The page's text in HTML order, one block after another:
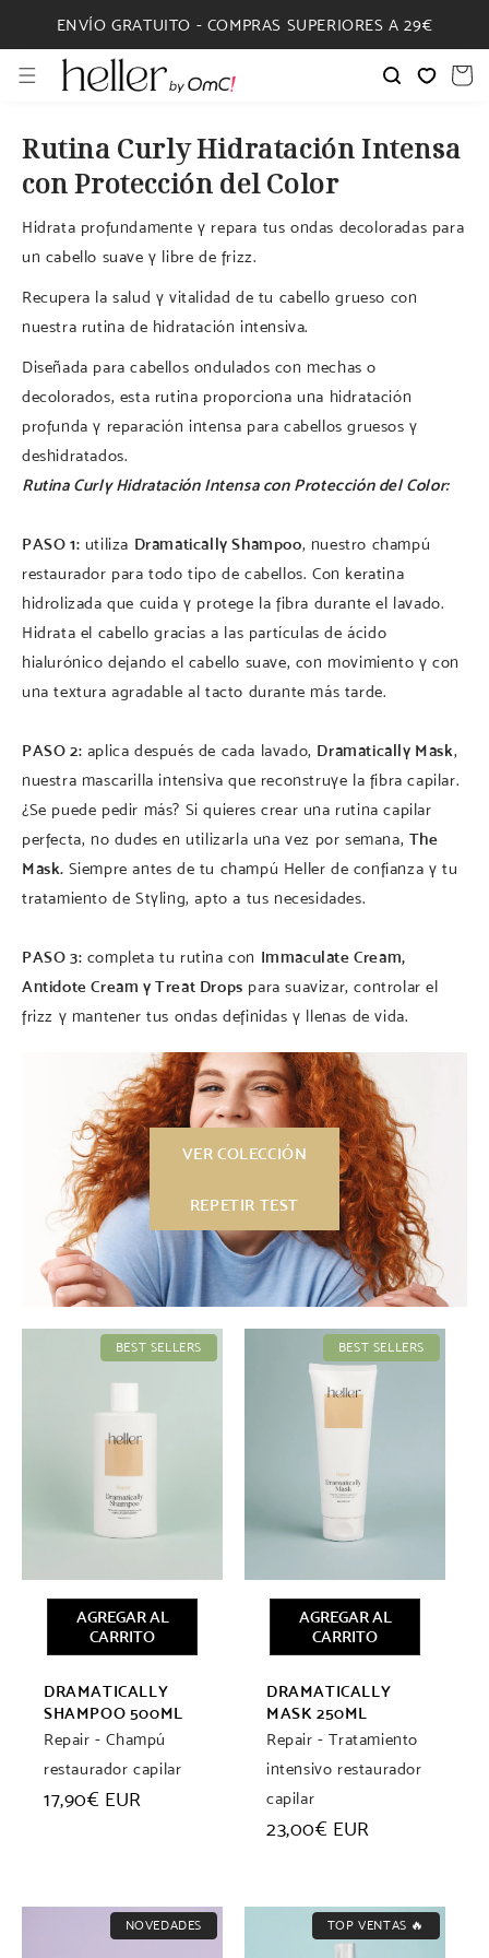
DIRECTAMENTE
ENVÍO GRATUITO - COMPRAS SUPERIORES A 29€
Carrito
Rutina Curly Hidratación Intensa
con Protección del Color
Hidrata profundamente y repara tus ondas decoloradas para
un cabello suave y libre de frizz.
Recupera la salud y vitalidad de tu cabello grueso con
nuestra rutina de hidratación intensiva.
Diseñada para cabellos ondulados con mechas o
decolorados, esta rutina proporciona una hidratación
profunda y reparación intensa para cabellos gruesos y
deshidratados.
Rutina Curly Hidratación Intensa con Protección del Color:
PASO 1: utiliza Dramatically Shampoo, nuestro champú
restaurador para todo tipo de cabellos. Con keratina
hidrolizada que cuida y protege la fibra durante el lavado.
Hidrata el cabello gracias a las partículas de ácido
hialurónico dejando el cabello suave, con movimiento y con
una textura agradable al tacto durante más tarde.
PASO 2: aplica después de cada lavado, Dramatically Mask,
nuestra mascarilla intensiva que reconstruye la fibra capilar.
¿Se puede pedir más? Si quieres crear una rutina capilar
perfecta, no dudes en utilizarla una vez por semana, The
Mask. Siempre antes de tu champú Heller de confianza y tu
tratamiento de Styling, apto a tus necesidades.
PASO 3: completa tu rutina con Immaculate Cream,
Antidote Cream y Treat Drops para suavizar, controlar el
frizz y mantener tus ondas definidas y llenas de vida.
VER COLECCIÓN
REPETIR TEST
BEST SELLERS
DRAMATICALLY
SHAMPOO 500ML
Repair - Champú
restaurador capilar
Precio
17,90€ EUR
AGREGAR AL
CARRITO
BEST SELLERS
DRAMATICALLY
MASK 250ML
Repair - Tratamiento
intensivo restaurador
capilar
Precio
23,00€ EUR
AGREGAR AL
CARRITO
NOVEDADES TOP VENTAS 🔥